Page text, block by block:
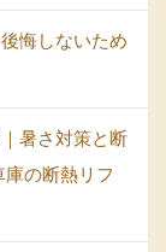
悔しないため
暑さ対策と断
の断熱リフ